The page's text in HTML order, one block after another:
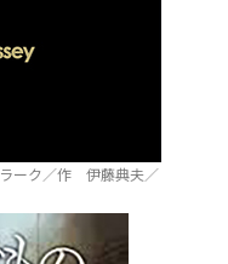
ラーク／作 伊藤典夫／